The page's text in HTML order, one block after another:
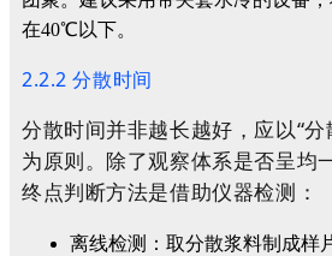
在40℃以下。
2.2.2 分散时间
分散时间并非越长越好，应以“
为原则。除了观察体系是否呈均
终点判断方法是借助仪器检测：
离线检测：取分散浆料制成样